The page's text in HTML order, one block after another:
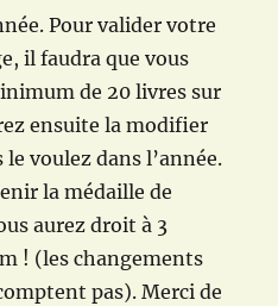
Pour valider votre
il faudra que vous
de 20 livres sur
ensuite la modifier
voulez dans l’année.
la médaille de
aurez droit à 3
! (les changements
pas). Merci de